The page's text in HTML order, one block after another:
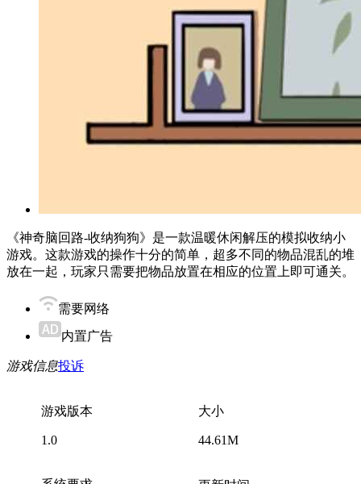
《神奇脑回路-收纳狗狗》是一款温暖休闲解压的模拟收纳小
游戏。这款游戏的操作十分的简单，超多不同的物品混乱的堆
放在一起，玩家只需要把物品放置在相应的位置上即可通关。
需要网络
内置广告
游戏信息投诉
游戏版本
1.0
大小
44.61M